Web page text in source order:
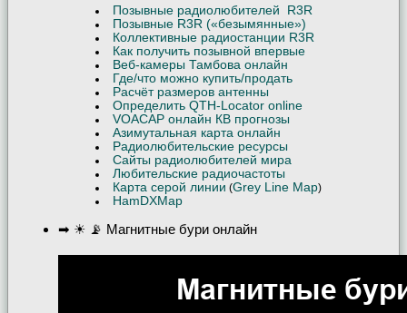
Позывные радиолюбителей R3R
Позывные R3R («безымянные»)
Коллективные радиостанции R3R
Как получить позывной впервые
Веб-камеры Тамбова онлайн
Где/что можно купить/продать
Расчёт размеров антенны
Определить QTH-Locator online
VOACAP онлайн КВ прогнозы
Азимутальная карта онлайн
Радиолюбительские ресурсы
Сайты радиолюбителей мира
Любительские радиочастоты
Карта серой линии (Grey Line Map)
HamDXMap
➡ ☀ 📡 Магнитные бури онлайн